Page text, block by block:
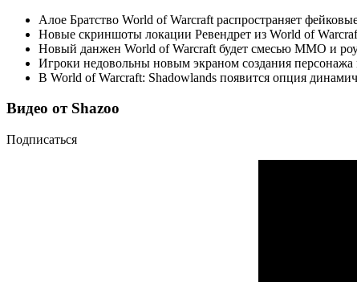
Алое Братство World of Warcraft распространяет
Новые скриншоты локации Ревендрет из World of
Новый данжен World of Warcraft будет смесью MMO и
Игроки недовольны новым экраном создания персонажа
В World of Warcraft: Shadowlands появится опция
Видео от Shazoo
Подписаться